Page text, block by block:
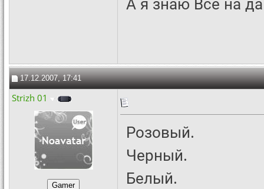
17.12.2007, 17:41
Strizh 01
Розовый.
Черный.
Белый.